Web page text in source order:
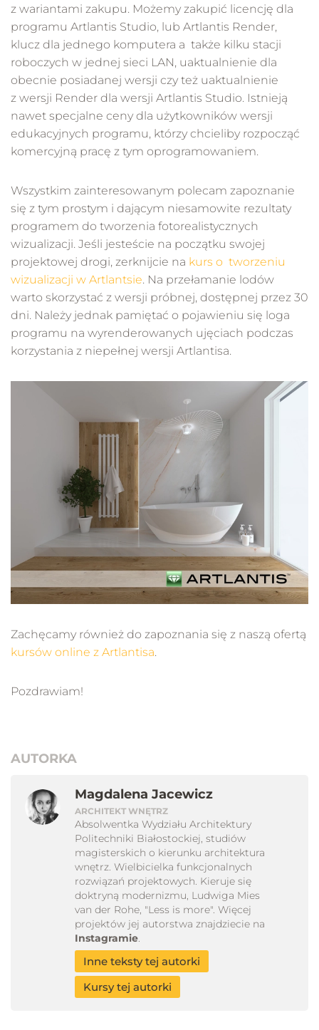
z wariantami zakupu. Możemy zakupić licencję dla
programu Artlantis Studio, lub Artlantis Render,
klucz dla jednego komputera a także kilku stacji
roboczych w jednej sieci LAN, uaktualnienie dla
obecnie posiadanej wersji czy też uaktualnienie
z wersji Render dla wersji Artlantis Studio. Istnieją
nawet specjalne ceny dla użytkowników wersji
edukacyjnych programu, którzy chcieliby rozpocząć
komercyjną pracę z tym oprogramowaniem.
Wszystkim zainteresowanym polecam zapoznanie
się z tym prostym i dającym niesamowite rezultaty
programem do tworzenia fotorealistycznych
wizualizacji. Jeśli jesteście na początku swojej
projektowej drogi, zerknijcie na kurs o tworzeniu
wizualizacji w Artlantsie. Na przełamanie lodów
warto skorzystać z wersji próbnej, dostępnej przez 30
dni. Należy jednak pamiętać o pojawieniu się loga
programu na wyrenderowanych ujęciach podczas
korzystania z niepełnej wersji Artlantisa.
Zachęcamy również do zapoznania się z naszą ofertą
kursów online z Artlantisa.
Pozdrawiam!
AUTORKA
Magdalena Jacewicz
ARCHITEKT WNĘTRZ
Absolwentka Wydziału Architektury
Politechniki Białostockiej, studiów
magisterskich o kierunku architektura
wnętrz. Wielbicielka funkcjonalnych
rozwiązań projektowych. Kieruje się
doktryną modernizmu, Ludwiga Mies
van der Rohe, "Less is more". Więcej
projektów jej autorstwa znajdziecie na
Instagramie.
Inne teksty tej autorki
Kursy tej autorki